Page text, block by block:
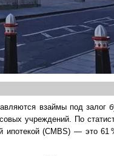
взаймы под
учреждений. По
(CMBS) — это 61